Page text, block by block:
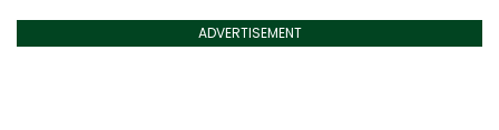
ADVERTISEMENT